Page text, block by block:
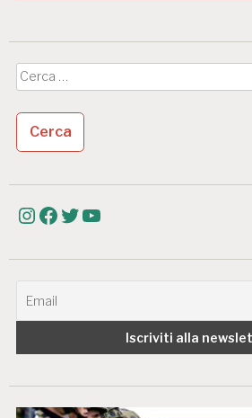
Ricerca
per:
Instagram
Facebook
Twitter
YouTube